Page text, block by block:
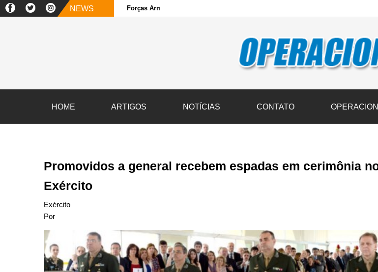
NEWS Forças Armadas e sociedade civil transportam 3,6 mil toneladas de donativos
HOME ARTIGOS NOTÍCIAS CONTATO
Promovidos a general recebem espadas em cerimônia
Exército
Exército
Por